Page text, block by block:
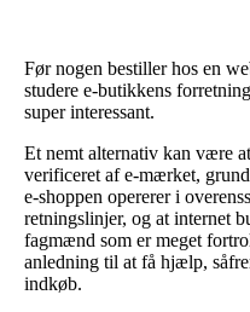
Før nogen bestiller hos en
studere e-butikkens
super interessant.
Et nemt alternativ kan være
verificeret af e-mærket,
e-shoppen opererer i
retningslinjer, og at internet
fagmænd som er meget
anledning til at få hjælp,
indkøb.